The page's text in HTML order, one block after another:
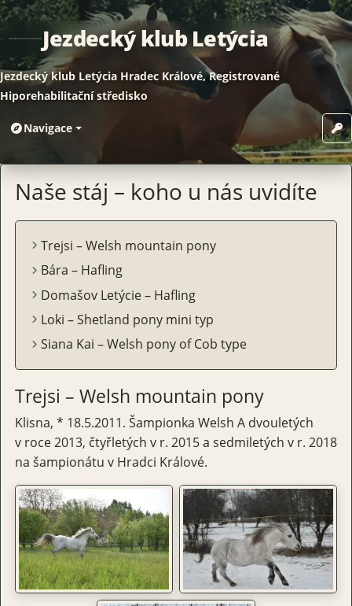
Jezdecký klub Letýcia
Jezdecký klub Letýcia Hradec Králové, Registrované
Hiporehabilitační středisko
Navigace
Jezdecký klub Letýcia
Naše stáj – koho u nás uvidíte
Trejsi – Welsh mountain pony
Bára – Hafling
Domašov Letýcie – Hafling
Loki – Shetland pony mini typ
Siana Kai – Welsh pony of Cob type
Trejsi – Welsh mountain pony
Klisna, * 18.5.2011. Šampionka Welsh A dvouletých
v roce 2013, čtyřletých v r. 2015 a sedmiletých v r. 2018
na šampionátu v Hradci Králové.